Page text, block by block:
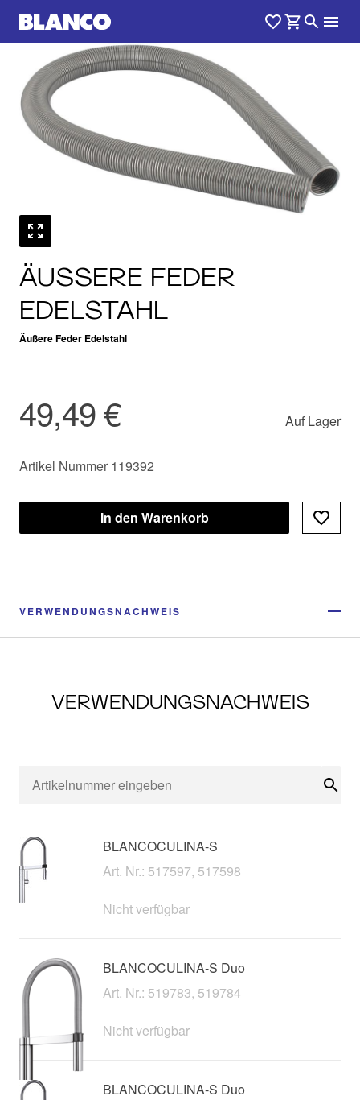
ÄUSSERE FEDER E
DELSTAHL
Äußere Feder Edelstahl
49,49 € Auf Lager
Artikel Nummer 119392
In den Warenkorb
VERWENDUNGSNACHWEIS
VERWENDUNGSNACHWEIS
BLANCOCULINA-S
Art. Nr.: 517597, 517598
Nicht verfügbar
BLANCOCULINA-S Duo
Art. Nr.: 519783, 519784
Nicht verfügbar
BLANCOCULINA-S Duo